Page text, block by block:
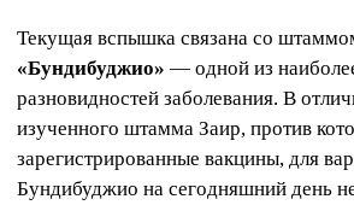
Текущая вспышка связана со
«Бундибуджио» — одной из
разновидностей заболевания. В
изученного штамма Заир, против
зарегистрированные вакцины, для
Бундибуджио на сегодняшний день